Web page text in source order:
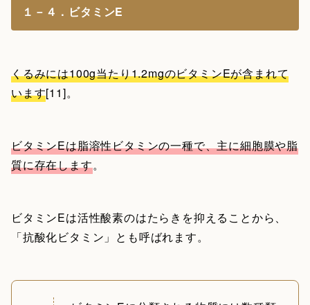
１－４．ビタミンE
くるみには100g当たり1.2mgのビタミンEが含まれて
います[11]。
ビタミンEは脂溶性ビタミンの一種で、主に細胞膜や脂
質に存在します。
ビタミンEは活性酸素のはたらきを抑えることから、
「抗酸化ビタミン」とも呼ばれます。